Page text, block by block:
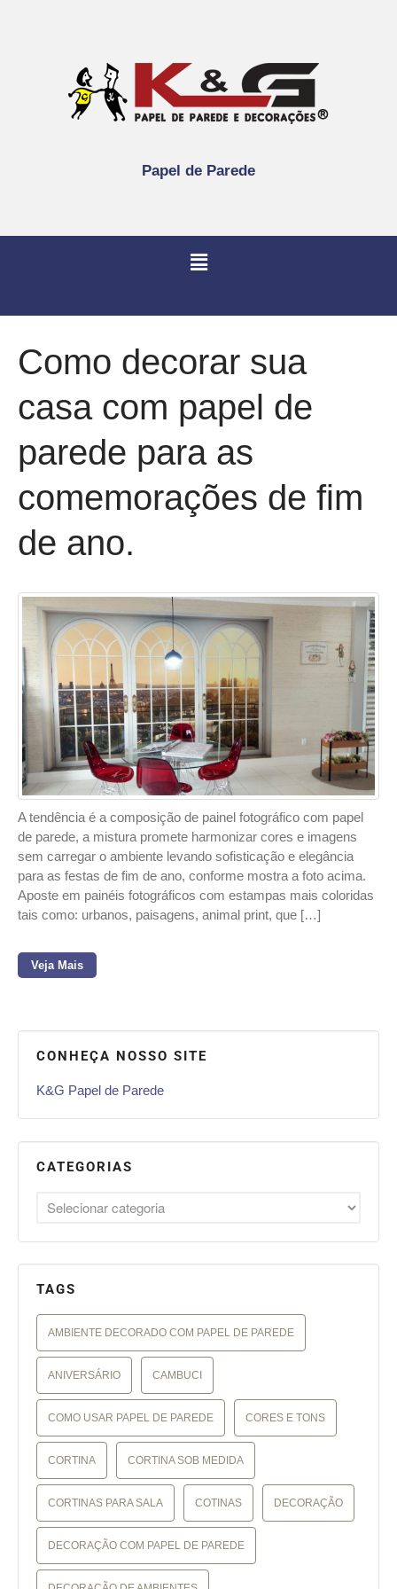
Papel de Parede
Como decorar sua
casa com papel de
parede para as
comemorações de fim
de ano.
A tendência é a composição de painel fotográfico com papel
de parede, a mistura promete harmonizar cores e imagens
sem carregar o ambiente levando sofisticação e elegância
para as festas de fim de ano, conforme mostra a foto acima.
Aposte em painéis fotográficos com estampas mais coloridas
tais como: urbanos, paisagens, animal print, que […]
Veja Mais
CONHEÇA NOSSO SITE
K&G Papel de Parede
CATEGORIAS
TAGS
AMBIENTE DECORADO COM PAPEL DE PAREDE
ANIVERSÁRIO CAMBUCI
COMO USAR PAPEL DE PAREDE CORES E TONS
CORTINA CORTINA SOB MEDIDA
CORTINAS PARA SALA COTINAS DECORAÇÃO
DECORAÇÃO COM PAPEL DE PAREDE